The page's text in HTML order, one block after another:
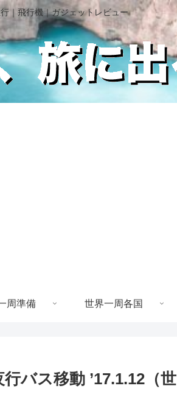
｜飛行機｜ガジェットレビュー
周準備 世界一周各国
バス移動 ’17.1.12（世